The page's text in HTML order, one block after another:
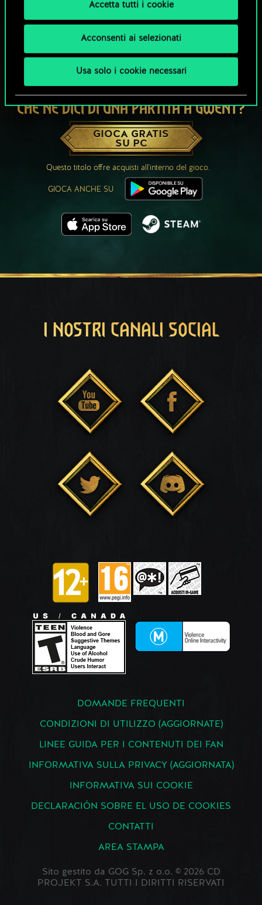
Accetta tutti i cookie
Acconsenti ai selezionati
Usa solo i cookie necessari
CHE NE DICI DI UNA PARTITA A GWENT?
GIOCA GRATIS
SU PC
Questo titolo offre acquisti all'interno del gioco.
GIOCA ANCHE SU
I NOSTRI CANALI SOCIAL
DOMANDE FREQUENTI
CONDIZIONI DI UTILIZZO (AGGIORNATE)
LINEE GUIDA PER I CONTENUTI DEI FAN
INFORMATIVA SULLA PRIVACY (AGGIORNATA)
INFORMATIVA SUI COOKIE
DECLARACIÓN SOBRE EL USO DE COOKIES
CONTATTI
AREA STAMPA
Sito gestito da GOG Sp. z o.o. © 2026 CD
PROJEKT S.A. TUTTI I DIRITTI RISERVATI